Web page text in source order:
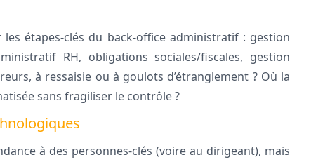
étapes-clés du back-office administratif : gestion
RH, obligations sociales/fiscales, gestion
à ressaisie ou à goulots d’étranglement ? Où la
sans fragiliser le contrôle ?
à des personnes-clés (voire au dirigeant), mais